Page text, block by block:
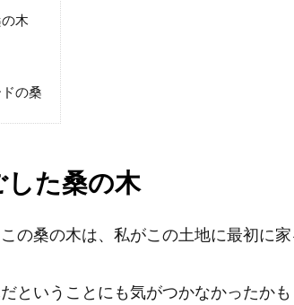
木
の桑
した桑の木
の桑の木は、私がこの土地に最初に
ということにも気がつかなかったかも